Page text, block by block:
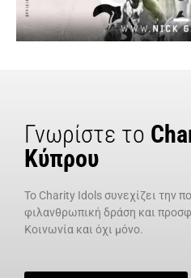
Γνωρίστε το
Κύπρου
Το Charity Idols συνεχίζει την
φιλανθρωπική δράση και
Κοινωνία και όχι μόνο.